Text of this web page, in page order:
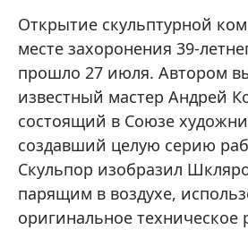
Открытие скульптурной
месте захоронения 39-
прошло 27 июля. Автором
известный мастер Андрей
состоящий в Союзе
создавший целую серию
Скульпор изобразил
парящим в воздухе,
оригинальное техническое